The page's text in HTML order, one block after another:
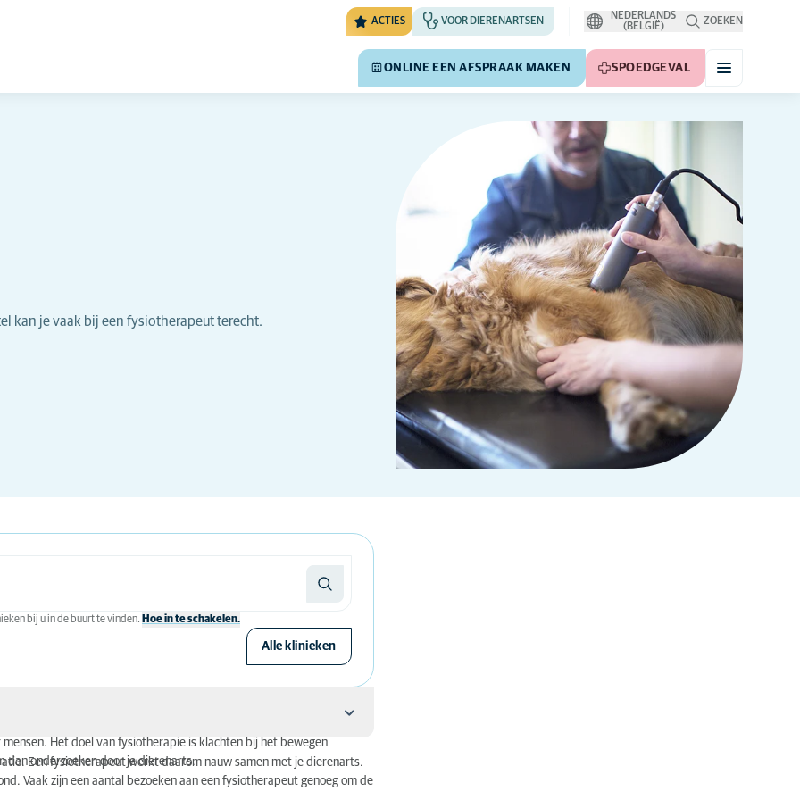
ACTIES VOOR DIERENARTSEN
NEDERLANDS
(BELGIË)
ZOEKEN
ONLINE EEN AFSPRAAK MAKEN SPOEDGEVAL
kan je vaak bij een fysiotherapeut terecht.
bij u in de buurt te vinden. Hoe in te schakelen.
Alle klinieken
Het doel van fysiotherapie is klachten bij het bewegen
dan onderzoeken door je dierenarts.
Een fysiotherapeut werkt daarom nauw samen met je dierenarts.
Vaak zijn een aantal bezoeken aan een fysiotherapeut genoeg om de